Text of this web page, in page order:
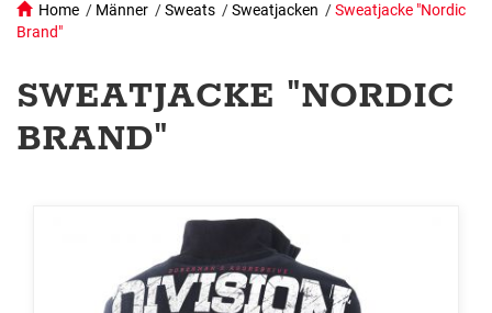
Home / Männer /Sweats /Sweatjacken /Sweatjacke "Nordic
Brand"
SWEATJACKE "NORDIC
BRAND"